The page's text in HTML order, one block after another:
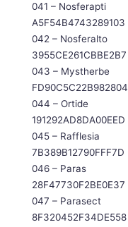
041 – Nosferapti
A5F54B4743289103
042 – Nosferalto
3955CE261CBBE2B7
043 – Mystherbe
FD90C5C22B982804
044 – Ortide
191292AD8DA00EED
045 – Rafflesia
7B389B12790FFF7D
046 – Paras
28F47730F2BE0E37
047 – Parasect
8F320452F34DE558